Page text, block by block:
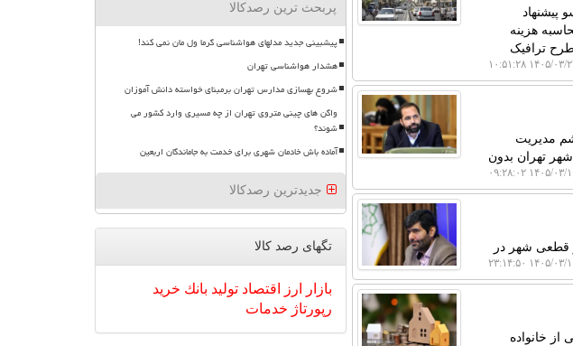
پیشنهاد
هزینه
ترافیک
۰۳/۲۲ ۱۰:۵۱:۲۸
مدیریت
تهران بدون
۰۳/۱۶ ۰۹:۲۸:۰۲
و قطعی شهر در
۰۳/۱۰ ۲۳:۱۴:۵۰
از خانواده
پربحث ترین رصدکالا
پیشبینی جدید مدلهای هواشناسی گرما ول مان نمی کند!
هشدار هواشناسی تهران
شروع بهسازی مدارس تهران برمبنای خواسته دانش آموزان
واگن های چینی متروی تهران از چه مسیری وارد کشور می
شوند؟
آماده باش خادمان شهری برای خدمت به جاماندگان اربعین
جدیدترین رصدکالا
تگهای رصد كالا
بازار ارز اقتصاد تولید بانك خرید
رپورتاژ خدمات